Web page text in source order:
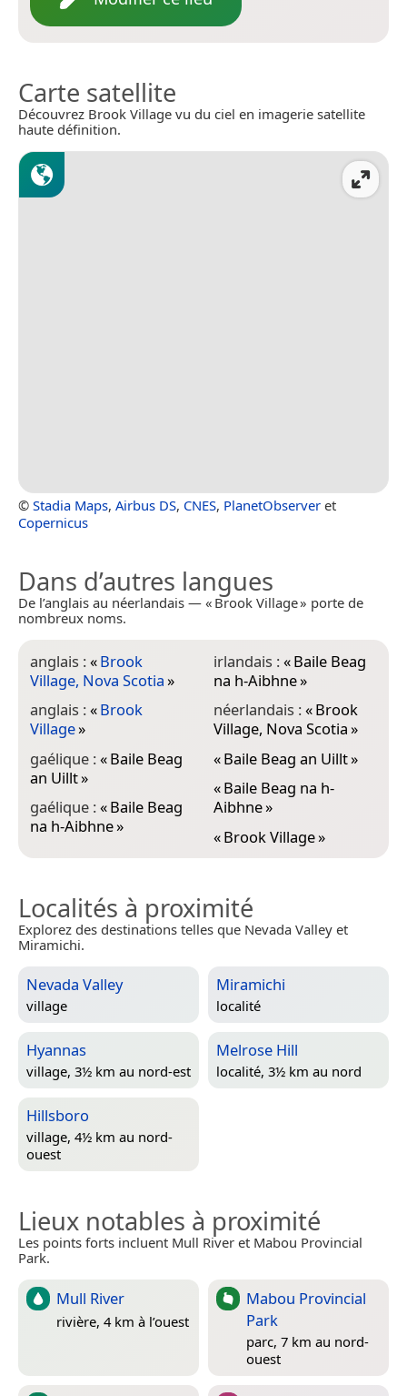
Carte satellite
Découvrez Brook Village vu du ciel en imagerie satellite
haute définition.
© Stadia Maps, Airbus DS, CNES, PlanetObserver et
Copernicus
Dans d’autres langues
De l’anglais au néerlandais — « Brook Village » porte de
nombreux noms.
anglais :«Brook
Village, Nova Scotia»
anglais :«Brook
Village»
gaélique :«Baile Beag
an Uillt»
gaélique :«Baile Beag
na h-Aibhne»
irlandais :«Baile Beag
na h-Aibhne»
néerlandais :«Brook
Village, Nova Scotia»
«Baile Beag an Uillt»
«Baile Beag na h-
Aibhne»
«Brook Village»
Localités à proximité
Explorez des destinations telles que Nevada Valley et
Miramichi.
Nevada Valley
village
Miramichi
localité
Hyannas
village, 3½ km au nord-est
Melrose Hill
localité, 3½ km au nord
Hillsboro
village, 4½ km au nord-
ouest
Lieux notables à proximité
Les points forts incluent Mull River et Mabou Provincial
Park.
Mull River
rivière, 4 km à l’ouest
Mabou Provincial
Park
parc, 7 km au nord-
ouest